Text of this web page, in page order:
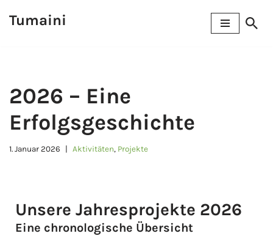
Tumaini
2026 – Eine
Erfolgsgeschichte
1. Januar 2026 Aktivitäten, Projekte
Unsere Jahresprojekte 2026
Eine chronologische Übersicht